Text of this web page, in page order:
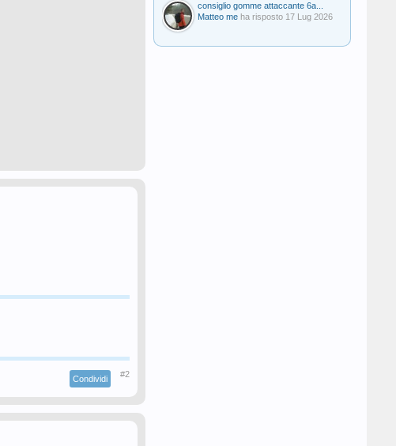
Condividi #2
consiglio gomme attaccante 6a...
Matteo me ha risposto 17 Lug 2026